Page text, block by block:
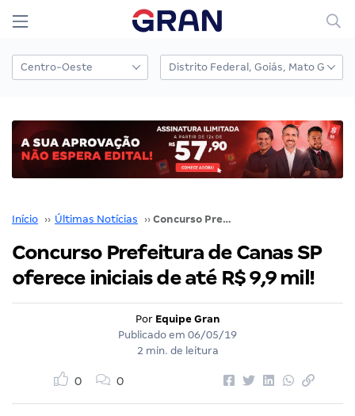
Início ›› Últimas Notícias ›› Concurso Prefeitura de Canas SP oferece iniciais de até R$ 9,9 mil!
Concurso Prefeitura de Canas SP
oferece iniciais de até R$ 9,9 mil!
Por Equipe Gran
Publicado em 06/05/19
2 min. de leitura
0 0